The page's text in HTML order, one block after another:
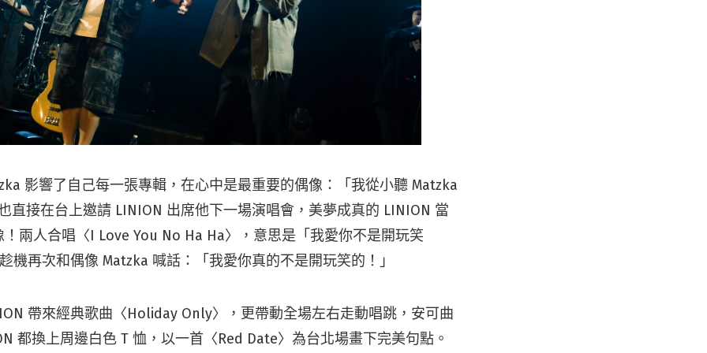
影響了自己每一張專輯，在心中是最重要的偶像：「我從小聽 Matzka
直接在台上邀請 LINION 出席他下一場演唱會，美夢成真的 LINION 當
兩人合唱〈I Love You No Ha Ha〉，意思是「我愛你不是開玩笑
機再次和偶像 Matzka 喊話：「我愛你真的不是開玩笑的！」
帶來經典歌曲〈Holiday Only〉，更帶動全場左右走動唱跳，安可曲
都換上周邊白色 T 恤，以一首〈Red Date〉為台北場畫下完美句點。